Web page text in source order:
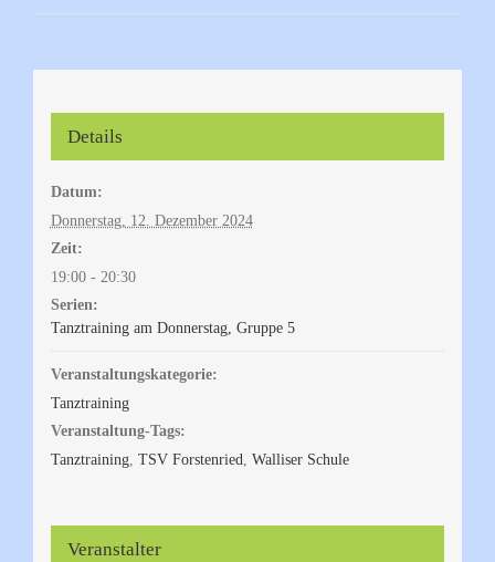
Details
Datum:
Donnerstag, 12. Dezember 2024
Zeit:
19:00 - 20:30
Serien:
Tanztraining am Donnerstag, Gruppe 5
Veranstaltungskategorie:
Tanztraining
Veranstaltung-Tags:
Tanztraining, TSV Forstenried, Walliser Schule
Veranstalter